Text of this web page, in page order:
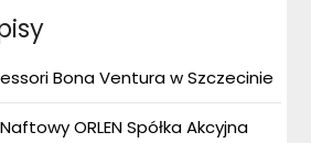
Bona Ventura w Szczecinie
ORLEN Spółka Akcyjna